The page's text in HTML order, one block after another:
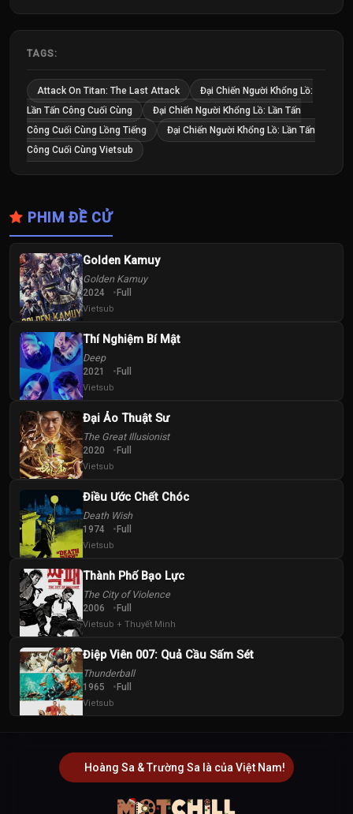
TAGS:
Attack On Titan: The Last Attack
Đại Chiến Người Khổng Lồ:
Lần Tấn Công Cuối Cùng
Đại Chiến Người Khổng Lồ: Lần Tấn
Công Cuối Cùng Lồng Tiếng
Đại Chiến Người Khổng Lồ: Lần Tấn
Công Cuối Cùng Vietsub
PHIM ĐỀ CỬ
Golden Kamuy
Golden Kamuy
2024 Full
Vietsub
Thí Nghiệm Bí Mật
Deep
2021 Full
Vietsub
Đại Ảo Thuật Sư
The Great Illusionist
2020 Full
Vietsub
Điều Ước Chết Chóc
Death Wish
1974 Full
Vietsub
Thành Phố Bạo Lực
The City of Violence
2006 Full
Vietsub + Thuyết Minh
Điệp Viên 007: Quả Cầu Sấm Sét
Thunderball
1965 Full
Vietsub
Hoàng Sa & Trường Sa là của Việt Nam!